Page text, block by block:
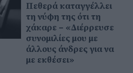
Πεθερά καταγγέλλει
τη νύφη της ότι τη
χάκαρε – «Διέρρευσε
συνομιλίες μου με
άλλους άνδρες για να
με εκθέσει»